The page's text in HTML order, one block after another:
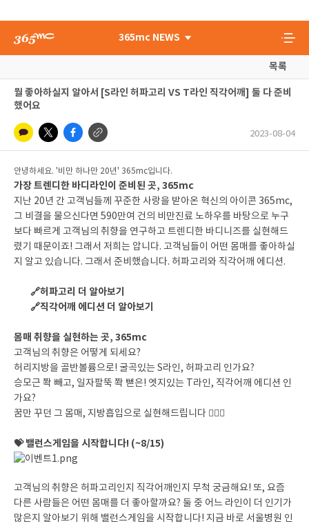
365mc NEWS
목록
뭘 좋아하실지 알아서 [S라인 허파고리 VS T라인 직각어깨] 둘 다 준비
했어요
2023-08-04
안녕하세요. '비만 하나만 20년' 365mc입니다.
가장 트렌디한 바디라인이 준비된 곳, 365mc
지난 20년 간 고객님들께 꾸준한 사랑을 받아온 혁신의 아이콘 365mc,
그 비결을 물으신다면 590만여 건의 비만진료 노하우를 바탕으로 누구
보다 빠르게 고객님의 취향을 연구하고 트렌디한 바디니즈를 실현해드
렸기 때문이죠! 그래서 저희는 압니다. 고객님들이 어떤 몸매를 좋아하실
지 알고 있습니다. 그래서 준비했습니다. 허파고리와 직각어깨 에디션.
🔗허파고리 더 알아보기
🔗직각어깨 에디션 더 알아보기
몸매 취향을 실현하는 곳, 365mc
고객님의 취향은 어떻게 되세요?
허리지방을 골반볼륨으로! 굴곡있는 S라인, 허파고리 인가요?
승모근 쫙 빼고, 일자팔뚝 쫙 뻗은! 엣지있는 T라인, 직각어깨 에디션 인
가요?
꿈만 꾸던 그 몸매, 지방흡입으로 실현해드립니다 🧚🏻‍♀️
💝 밸런스게임을 시작합니다! (~8/15)
고객님의 취향은 허파고리인지 직각어깨인지 무척 궁금해요! 또, 요즘
다른 사람들은 어떤 몸매를 더 좋아할까요? 둘 중 어느 라인이 더 인기가
많은지 알아보기 위해 밸런스게임을 시작합니다! 지금 바로 서울병원 인